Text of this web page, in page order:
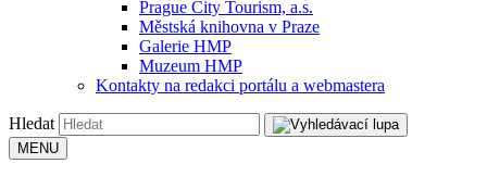
Prague City Tourism, a.s.
Městská knihovna v Praze
Galerie HMP
Muzeum HMP
Kontakty na redakci portálu a webmastera
Hledat
MENU